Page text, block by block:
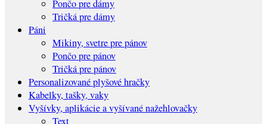
Pončo pre dámy
Tričká pre dámy
Páni
Mikiny, svetre pre pánov
Pončo pre pánov
Tričká pre pánov
Personalizované plyšové hračky
Kabelky, tašky, vaky
Vyšívky, aplikácie a vyšívané nažehlovačky
Text